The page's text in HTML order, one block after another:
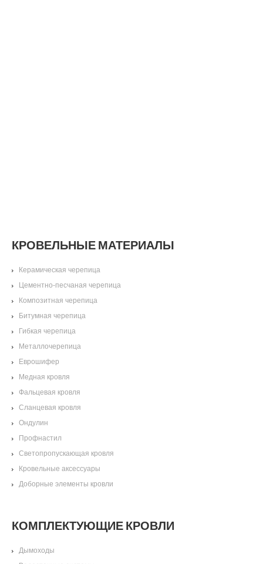
КРОВЕЛЬНЫЕ МАТЕРИАЛЫ
Керамическая черепица
Цементно-песчаная черепица
Композитная черепица
Битумная черепица
Гибкая черепица
Металлочерепица
Еврошифер
Медная кровля
Фальцевая кровля
Сланцевая кровля
Ондулин
Профнастил
Светопропускающая кровля
Кровельные аксессуары
Доборные элементы кровли
КОМПЛЕКТУЮЩИЕ КРОВЛИ
Дымоходы